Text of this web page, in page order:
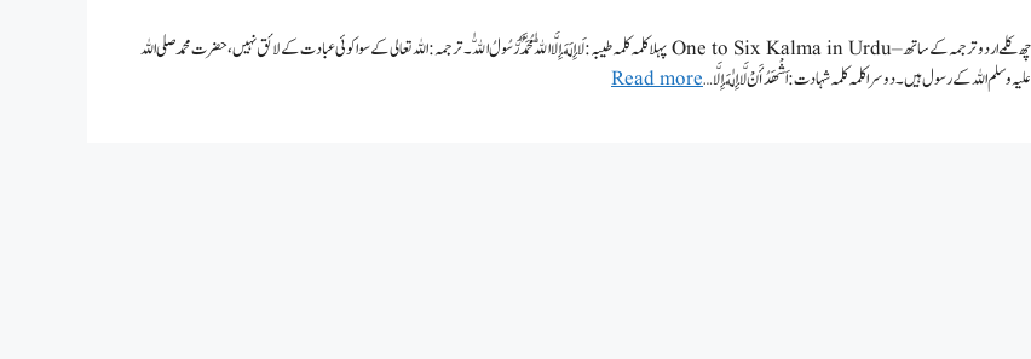
چھ کلمے اردو ترجمہ کے ساتھ – One to Six Kalma in Urdu پہلا کلمہ کلمہ طیبہ : لَا إِلَهَ إِلَّا اللّٰهُ مُحَمَّدٌ رَّسُولُ اللّٰه۔ ترجمہ: اللہ تعالی کے سوا کوئی عبادت کے لائق نہیں، حضرت محمد صلی اللہ
علیہ وسلم اللہ کے رسول ہیں۔ دوسرا کلمہ کلمہ شہادت : اَشْهَدُ أَنْ لَّا إِلٰهَ إِلَّا …Read more